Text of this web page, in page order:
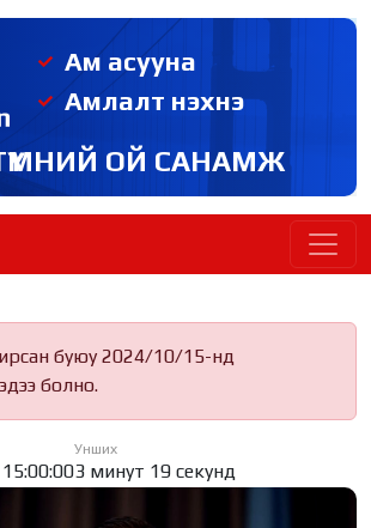
Ам асууна
Амлалт нэхнэ
ОЙ САНАМЖ
буюу 2024/10/15-нд
болно.
Унших
3 минут 19 секунд